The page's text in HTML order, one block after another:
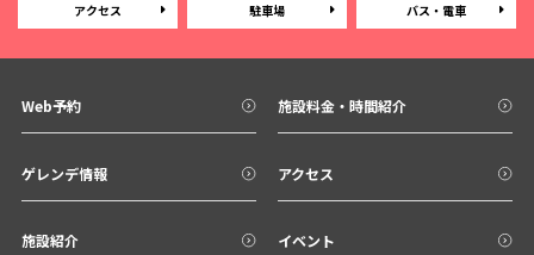
アクセス 駐車場 バス・電車
Web予約
ゲレンデ情報
施設紹介
施設料金・時間紹介
アクセス
イベント